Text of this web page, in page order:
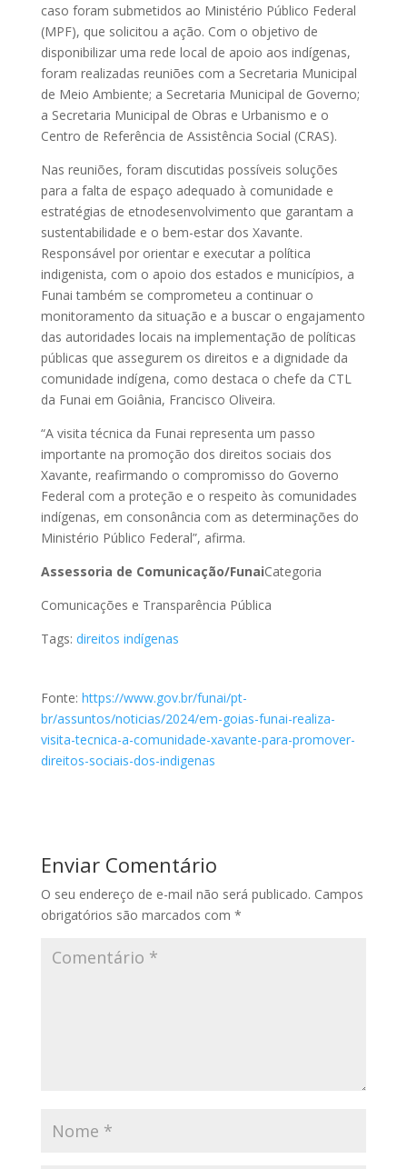
caso foram submetidos ao Ministério Público Federal
(MPF), que solicitou a ação. Com o objetivo de
disponibilizar uma rede local de apoio aos indígenas,
foram realizadas reuniões com a Secretaria Municipal
de Meio Ambiente; a Secretaria Municipal de Governo;
a Secretaria Municipal de Obras e Urbanismo e o
Centro de Referência de Assistência Social (CRAS).
Nas reuniões, foram discutidas possíveis soluções
para a falta de espaço adequado à comunidade e
estratégias de etnodesenvolvimento que garantam a
sustentabilidade e o bem-estar dos Xavante.
Responsável por orientar e executar a política
indigenista, com o apoio dos estados e municípios, a
Funai também se comprometeu a continuar o
monitoramento da situação e a buscar o engajamento
das autoridades locais na implementação de políticas
públicas que assegurem os direitos e a dignidade da
comunidade indígena, como destaca o chefe da CTL
da Funai em Goiânia, Francisco Oliveira.
“A visita técnica da Funai representa um passo
importante na promoção dos direitos sociais dos
Xavante, reafirmando o compromisso do Governo
Federal com a proteção e o respeito às comunidades
indígenas, em consonância com as determinações do
Ministério Público Federal”, afirma.
Assessoria de Comunicação/FunaiCategoria
Comunicações e Transparência Pública
Tags: direitos indígenas
Fonte: https://www.gov.br/funai/pt-
br/assuntos/noticias/2024/em-goias-funai-realiza-
visita-tecnica-a-comunidade-xavante-para-promover-
direitos-sociais-dos-indigenas
Enviar Comentário
O seu endereço de e-mail não será publicado. Campos
obrigatórios são marcados com *